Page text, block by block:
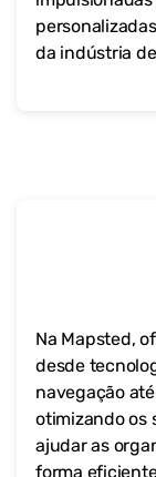
da indústria
Na Mapsted,
desde
navegação
otimizando os
ajudar as
forma